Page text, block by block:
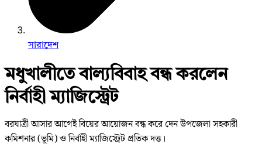
সারাদেশ
মধুখালীতে বাল্যবিবাহ বন্ধ করলেন
নির্বাহী ম্যাজিস্ট্রেট
বরযাত্রী আসার আগেই বিয়ের আয়োজন বন্ধ করে দেন উপজেলা সহকারী
কমিশনার (ভূমি) ও নির্বাহী ম্যাজিস্ট্রেট প্রতিক দত্ত।